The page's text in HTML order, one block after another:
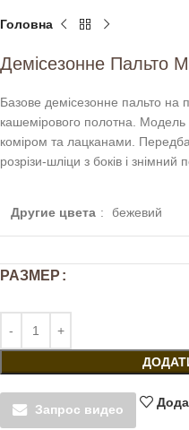
Головна
Демісезонне Пальто
Базове демісезонне пальто на
кашемірового полотна. Модель
коміром та лацканами.
розрізи-шліци з боків і знімний
Другие цвета : бежевий
РАЗМЕР
Запрос видео